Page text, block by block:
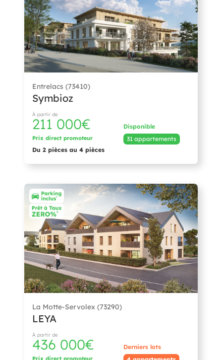
Entrelacs (73410)
Symbioz
À partir de
211 000€
Prix direct promoteur
Du 2 pièces au 4 pièces
Disponible
31 appartements
La Motte-Servolex (73290)
LEYA
À partir de
436 000€
Prix direct promoteur
Derniers lots